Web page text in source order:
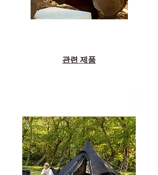
관련 제품